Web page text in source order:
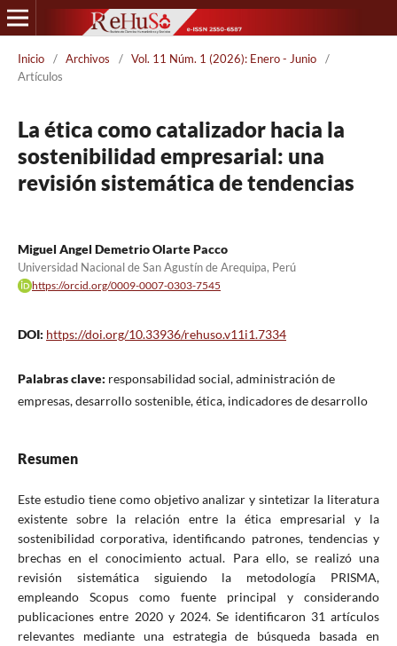
Inicio / Archivos / Vol. 11 Núm. 1 (2026): Enero - Junio
/
Artículos
La ética como catalizador hacia la
sostenibilidad empresarial: una
revisión sistemática de tendencias
Miguel Angel Demetrio Olarte Pacco
Universidad Nacional de San Agustín de Arequipa, Perú
https://orcid.org/0009-0007-0303-7545
DOI: https://doi.org/10.33936/rehuso.v11i1.7334
Palabras clave: responsabilidad social, administración de
empresas, desarrollo sostenible, ética, indicadores de desarrollo
Resumen
Este estudio tiene como objetivo analizar y sintetizar la literatura
existente sobre la relación entre la ética empresarial y la
sostenibilidad corporativa, identificando patrones, tendencias y
brechas en el conocimiento actual. Para ello, se realizó una
revisión sistemática siguiendo la metodología PRISMA,
empleando Scopus como fuente principal y considerando
publicaciones entre 2020 y 2024. Se identificaron 31 artículos
relevantes mediante una estrategia de búsqueda basada en